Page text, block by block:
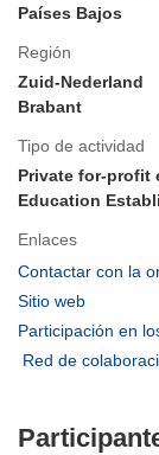
Países Bajos
Región
Zuid-Nederland
Brabant
Tipo de actividad
Private for-profit
Education
Enlaces
Contactar con la
Sitio web
abrirá
en
ventana)
Participación en
Red de